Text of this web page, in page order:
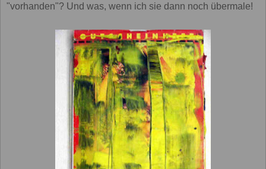
"vorhanden"? Und was, wenn ich sie dann noch übermale!